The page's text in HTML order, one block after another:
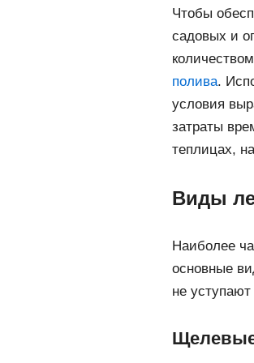
Чтобы
садовых и
полива.
условия
затраты
теплицах,
Виды
Наиболее
основные
не